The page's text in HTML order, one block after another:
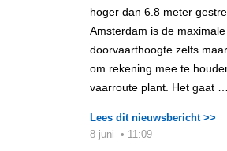
hoger dan 6.8 meter
Amsterdam is de maximale
doorvaarthoogte zelfs
om rekening mee te
vaarroute plant. Het gaat …
Lees dit nieuwsbericht >>
8 juni • 11:09